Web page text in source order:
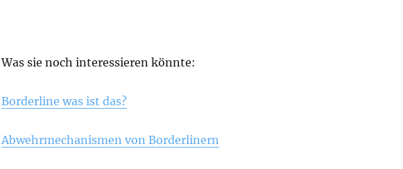
Was sie noch interessieren könnte:
Borderline was ist das?
Abwehrmechanismen von Borderlinern